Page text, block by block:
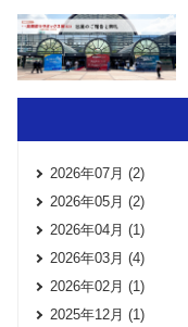
2026年07月 (2)
2026年05月 (2)
2026年04月 (1)
2026年03月 (4)
2026年02月 (1)
2025年12月 (1)